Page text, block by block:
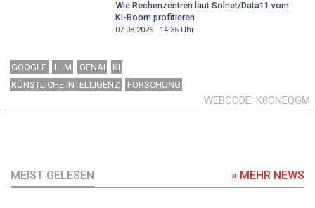
Wie Rechenzentren laut Solnet/Data11 vom
KI-Boom profitieren
07.08.2026 - 14:35Uhr
GOOGLE LLM GENAI
KI
KÜNSTLICHE INTELLIGENZ
FORSCHUNG
WEBCODE K8CNEQGM
MEIST GELESEN » MEHR NEWS